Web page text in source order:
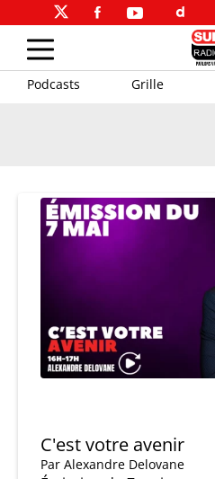
Podcasts Grille
C'est votre avenir
Par Alexandre Delovane